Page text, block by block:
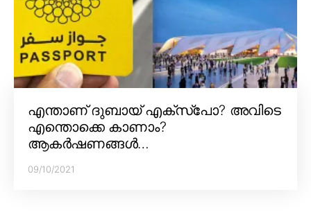
എന്താണ് ദുബായ് എക്സ്പോ? അവിടെ
എന്തൊക്കെ കാണാം?
ആകർഷണങ്ങൾ…
09/10/2021